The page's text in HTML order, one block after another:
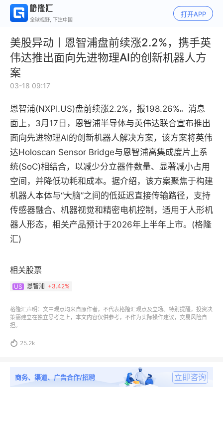
全球视野, 下注中国
打开APP
美股异动丨恩智浦盘前续涨2.2%，携手英
伟达推出面向先进物理AI的创新机器人方
案
03-18 09:17
恩智浦(NXPI.US)盘前续涨2.2%，报198.26%。消息
面上，3月17日，恩智浦半导体与英伟达联合宣布推出
面向先进物理AI的创新机器人解决方案，该方案将英伟
达Holoscan Sensor Bridge与恩智浦高集成度片上系
统(SoC)相结合，以减少分立器件数量、显著减小占用
空间，并降低功耗和成本。据介绍，该方案聚焦于构建
机器人本体与“大脑”之间的低延迟直接传输路径，支持
传感器融合、机器视觉和精密电机控制，适用于人形机
器人形态，相关产品预计于2026年上半年上市。(格隆
汇)
相关股票
US 恩智浦 +3.42%
格隆汇声明：文中观点均来自原作者，不代表格隆汇观点及立场。特别提醒，投资决
策需建立在独立思考之上，本文内容仅供参考，不作为实际操作建议，交易风险自
担。
 25.2k
商务、渠道、广告合作/招聘 立即咨询